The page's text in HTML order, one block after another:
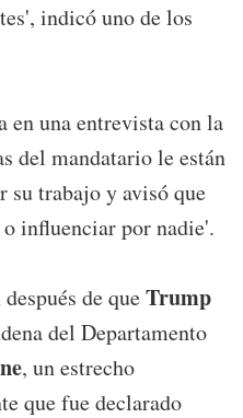
indicó uno de los
en una entrevista con la
del mandatario le están
su trabajo y avisó que
o influenciar por nadie'.
de queTrump
del Departamento
, un estrecho
que fue declarado